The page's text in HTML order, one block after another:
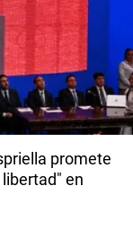
promete
en